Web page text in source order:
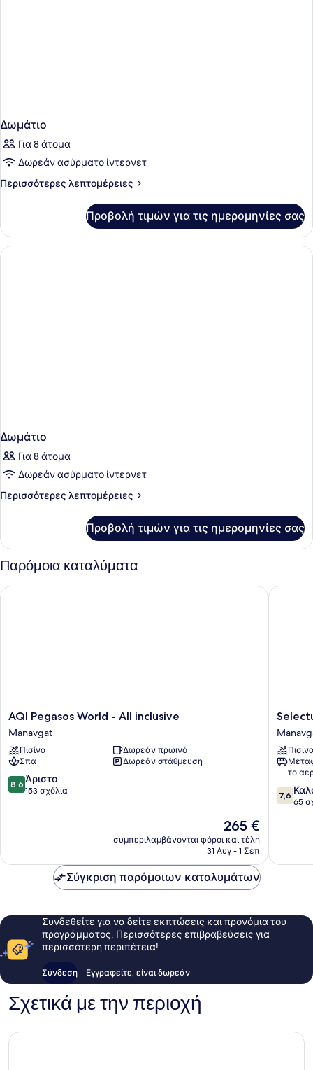
Δωμάτιο
Για 8 άτομα
Δωρεάν ασύρματο ίντερνετ
Περισσότερες λεπτομέρειες
Περισσότερες
Προβολή τιμών για τις ημερομηνίες σας
Δωμάτιο
Για 8 άτομα
Δωρεάν ασύρματο ίντερνετ
Περισσότερες λεπτομέρειες
Περισσότερες
Προβολή τιμών για τις ημερομηνίες σας
Παρόμοια καταλύματα
AQI
Pegasos
World
-
All
inclusive
Manavgat
AQI Pegasos World - All inclusive
Manavgat
Πισίνα
Δωρεάν πρωινό
Σπα
Δωρεάν στάθμευση
8.6
στα
8,6 Άριστο
153 σχόλια
Η
τιμή
είναι
265 €
συμπεριλαμβάνονται φόροι και τέλη
31 Αυγ - 1 Σεπ
AQI Pegasos World - All inclusive
Family
Comfort
Side
το
7.6
στα
7,6
65
Σύγκριση παρόμοιων καταλυμάτων
Συνδεθείτε για να δείτε εκπτώσεις και προνόμια του
προγράμματος. Περισσότερες επιβραβεύσεις για
περισσότερη περιπέτεια!
Σύνδεση Εγγραφείτε, είναι δωρεάν
Σχετικά με την περιοχή